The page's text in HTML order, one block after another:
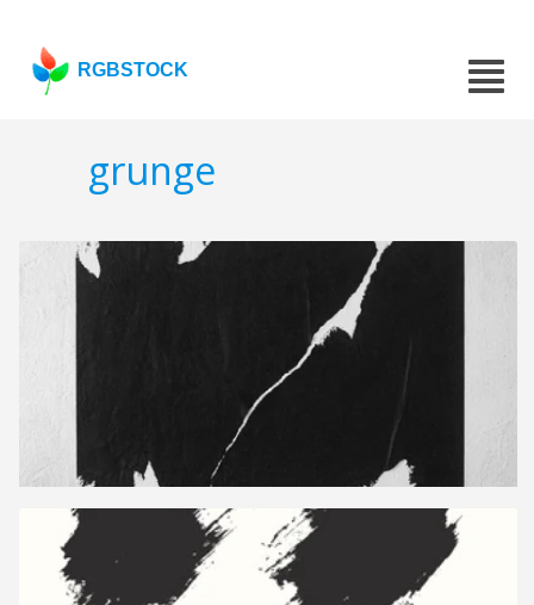
RGBSTOCK
grunge